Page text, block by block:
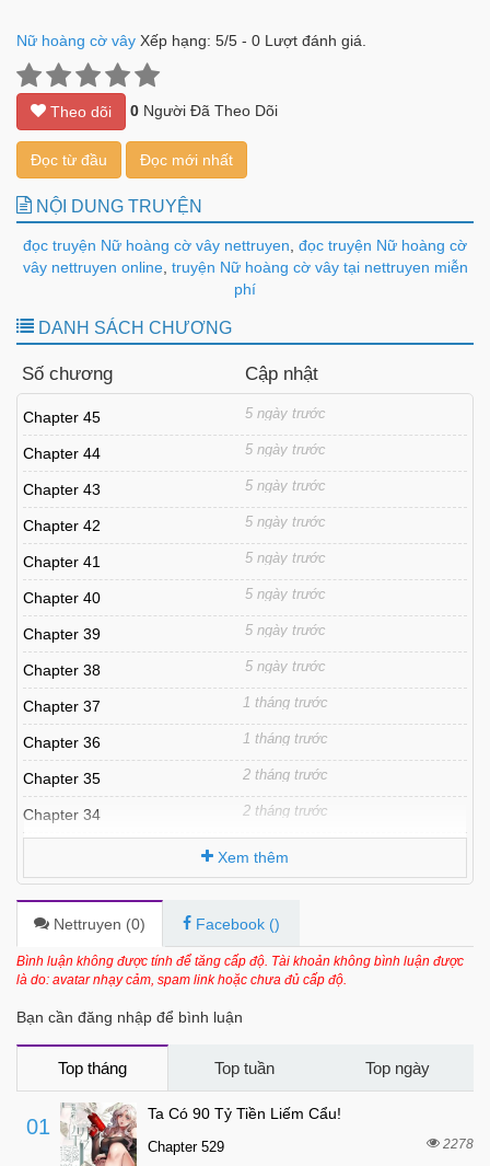
Nữ hoàng cờ vây Xếp hạng: 5/5 - 0 Lượt đánh giá.
Theo dõi 0 Người Đã Theo Dõi
Đọc từ đầu Đọc mới nhất
NỘI DUNG TRUYỆN
đọc truyện Nữ hoàng cờ vây nettruyen đọc truyện Nữ hoàng cờ
vây nettruyen online, truyện Nữ hoàng cờ vây tại nettruyen miễn
phí
DANH SÁCH CHƯƠNG
Số chương Cập nhật
Chapter 45 5 ngày trước
Chapter 44 5 ngày trước
Chapter 43 5 ngày trước
Chapter 42 5 ngày trước
Chapter 41 5 ngày trước
Chapter 40 5 ngày trước
Chapter 39 5 ngày trước
Chapter 38 5 ngày trước
Chapter 37 1 tháng trước
Chapter 36 1 tháng trước
Chapter 35 2 tháng trước
Chapter 34 2 tháng trước
Chapter 32 2 tháng trước
Chapter 31 2 tháng trước
Chapter 30 2 tháng trước
2 tháng trước
Chapter 27 2 tháng trước
Chapter 26
Chapter 25
Xem thêm
Nettruyen (0) Facebook ()
Bình luận không được tính để tăng cấp độ. Tài khoản không bình luận được
là do: avatar nhạy cảm, spam link hoặc chưa đủ cấp độ.
Bạn cần đăng nhập để bình luận
Top tháng Top tuần Top ngày
01
Ta Có 90 Tỷ Tiền Liếm Cẩu!
Chapter 529 2278